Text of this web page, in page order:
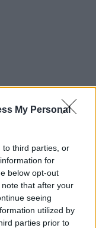
My Personal
to third parties, or
for
below opt-out
that after your
seeing
utilized by
parties prior to
hírekről a